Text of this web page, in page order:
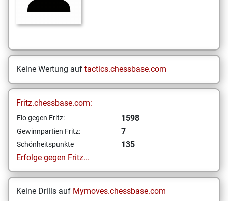
Keine Wertung auf tactics.chessbase.com
Fritz.chessbase.com:
Elo gegen Fritz: 1598
Gewinnpartien Fritz: 7
Schönheitspunkte
135
Erfolge gegen Fritz...
Keine Drills auf Mymoves.chessbase.com